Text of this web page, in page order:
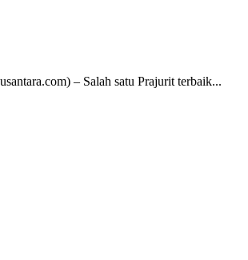
– Salah satu Prajurit terbaik...